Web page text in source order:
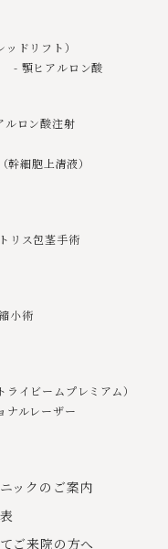
ックのご案内
ご来院の方へ
ドリフト）
顎ヒアルロン酸
ルロン酸注射
幹細胞上清液）
リス包茎手術
小術
イビームプレミアム）
ナルレーザー